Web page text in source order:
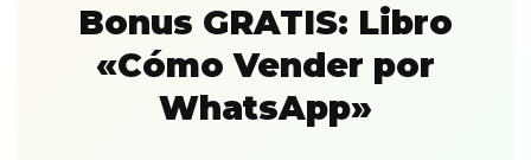
Bonus GRATIS: Libro
«Cómo Vender por
WhatsApp»